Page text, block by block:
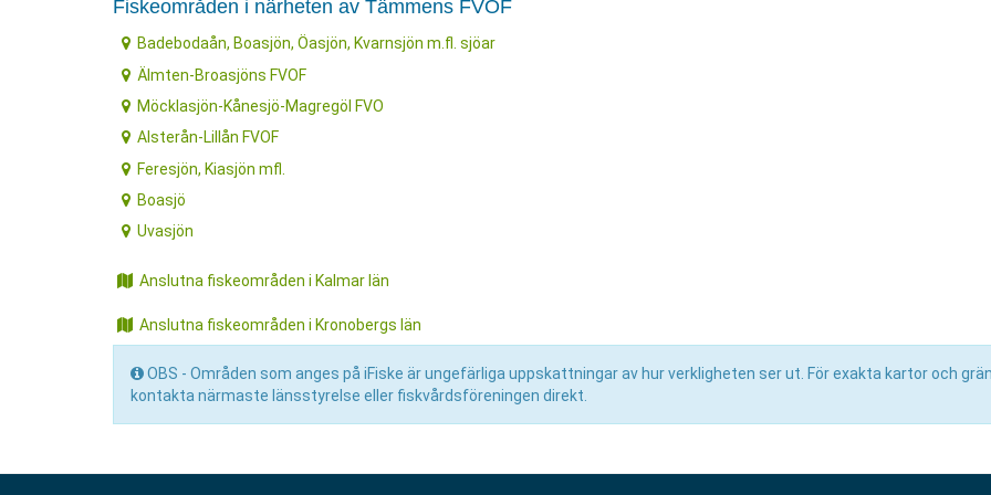
Fiskeområden i närheten av Tämmens FVOF
Badebodaån, Boasjön, Öasjön, Kvarnsjön m.fl. sjöar
Älmten-Broasjöns FVOF
Möcklasjön-Kånesjö-Magregöl FVO
Alsterån-Lillån FVOF
Feresjön, Kiasjön mfl.
Boasjö
Uvasjön
Anslutna fiskeområden i Kalmar län
Anslutna fiskeområden i Kronobergs län
OBS - Områden som anges på iFiske är ungefärliga uppskattningar av hur verkligheten ser ut. För exakta kartor och
kontakta närmaste länsstyrelse eller fiskvårdsföreningen direkt.